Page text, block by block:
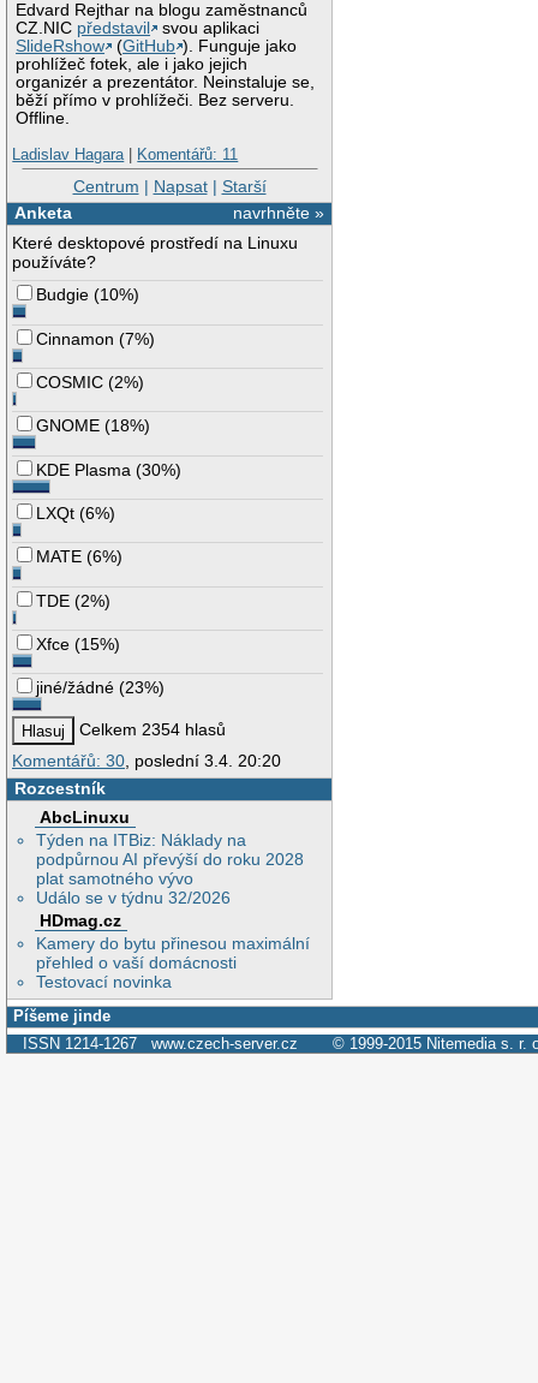
Edvard Rejthar na blogu zaměstnanců
CZ.NIC představil
svou aplikaci
SlideRshow
(GitHub ). Funguje jako
prohlížeč fotek, ale i jako jejich
organizér a prezentátor. Neinstaluje se,
běží přímo v prohlížeči. Bez serveru.
Offline.
Ladislav Hagara| Komentářů: 11
Centrum | Napsat| Starší
navrhněte »
Anketa
Které desktopové prostředí na Linuxu
používáte?
Budgie (10%)
Cinnamon (7%)
COSMIC (2%)
GNOME (18%)
KDE Plasma (30%)
LXQt (6%)
MATE (6%)
TDE (2%)
Xfce (15%)
jiné/žádné (23%)
Celkem 2354 hlasů
Komentářů: 30 , poslední 3.4. 20:20
Rozcestník
AbcLinuxu
Týden na ITBiz: Náklady na
podpůrnou AI převýší do roku 2028
plat samotného vývo
Událo se v týdnu 32/2026
HDmag.cz
Kamery do bytu přinesou maximální
přehled o vaší domácnosti
Testovací novinka
Píšeme jinde
ISSN 1214-1267 www.czech-server.cz © 1999-2015 Nitemedia s. r.